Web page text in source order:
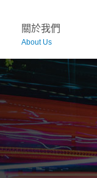
關於我們
About Us